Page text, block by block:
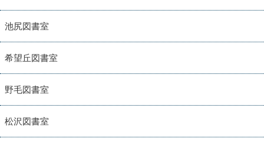
池尻図書室
希望丘図書室
野毛図書室
松沢図書室